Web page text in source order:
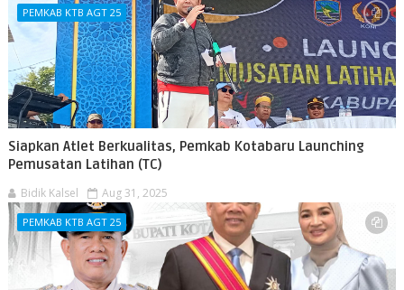
PEMKAB KTB AGT 25
Siapkan Atlet Berkualitas, Pemkab Kotabaru Launching
Pemusatan Latihan (TC)
Bidik Kalsel Aug 31, 2025
PEMKAB KTB AGT 25